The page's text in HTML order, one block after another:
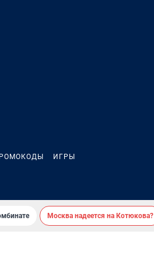
ИГРЫ
Москва надеется на Котюкова?